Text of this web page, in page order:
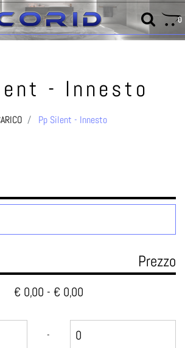
0
- Innesto
Pp Silent - Innesto
Prezzo
€ 0,00 - € 0,00
- Prezzo massimo